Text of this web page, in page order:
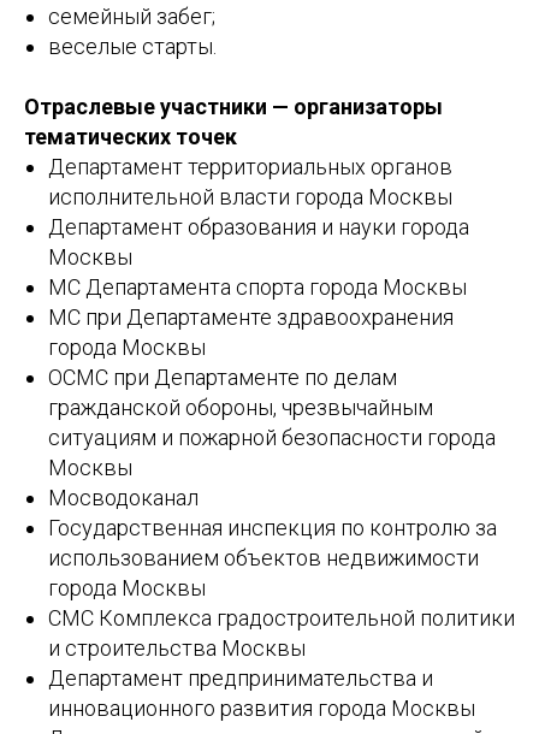
семейный забег;
веселые старты.
Отраслевые участники — организаторы
тематических точек
Департамент территориальных органов
исполнительной власти города Москвы
Департамент образования и науки города
Москвы
МС Департамента спорта города Москвы
МС при Департаменте здравоохранения
города Москвы
ОСМС при Департаменте по делам
гражданской обороны, чрезвычайным
ситуациям и пожарной безопасности города
Москвы
Мосводоканал
Государственная инспекция по контролю за
использованием объектов недвижимости
города Москвы
СМС Комплекса градостроительной политики
и строительства Москвы
Департамент предпринимательства и
инновационного развития города Москвы